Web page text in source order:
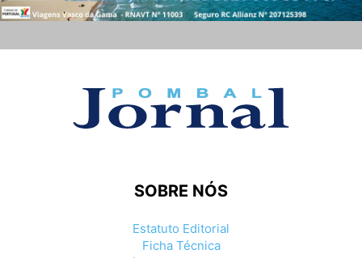
SOBRE NÓS
Estatuto Editorial
Ficha Técnica